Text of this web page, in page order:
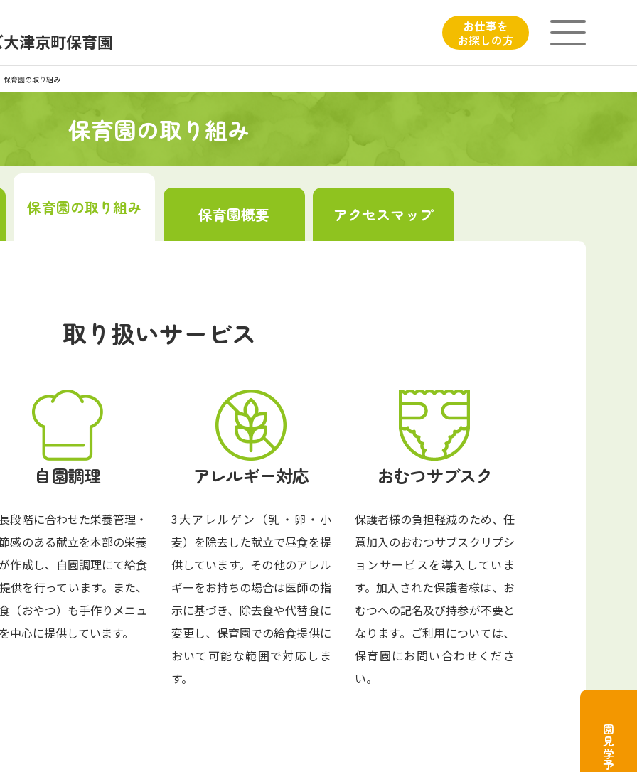
津京町保育園
お仕事を
お探しの方
お仕事をお探しの方 よくあるご質問
保育園の取り組み
保育園の取り組み
保育園の取り組み 保育園概要 アクセスマップ
取り扱いサービス
自園調理
段階に合わせた栄養管理・
感のある献立を本部の栄養
作成し、自園調理にて給食
供を行っています。また、
（おやつ）も手作りメニュ
中心に提供しています。
アレルギー対応
3大アレルゲン（乳・卵・小
麦）を除去した献立で昼食を提
供しています。その他のアレル
ギーをお持ちの場合は医師の指
示に基づき、除去食や代替食に
変更し、保育園での給食提供に
おいて可能な範囲で対応しま
す。
おむつサブスク
保護者様の負担軽減のため、任
意加入のおむつサブスクリプシ
ョンサービスを導入していま
す。加入された保護者様は、お
むつへの記名及び持参が不要と
なります。ご利用については、
保育園にお問い合わせくださ
い。
園見学予約